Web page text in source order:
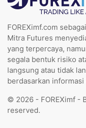
FOREXimf.com
Mitra Futures
yang terpercaya,
segala bentuk risiko
langsung atau tidak
berdasarkan
© 2026 - FOREXimf -
reserved.